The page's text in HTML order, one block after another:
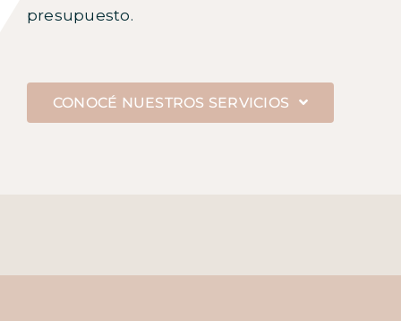
presupuesto.
CONOCÉ NUESTROS SERVICIOS